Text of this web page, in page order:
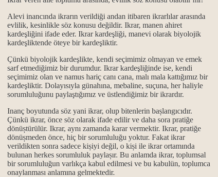
Alevi inancında ikrarın verildiği andan itibaren ikrarlılar arasında
evlilik, kesinlikle söz konusu değildir. Ikrar, manen ahiret
kardeşliğini ifade eder. Ikrar kardeşliği, manevi olarak biyolojik
kardeşliktende öteye bir kardeşliktir.
Çünkü biyolojik kardeşlikte, kendi seçimimiz olmayan ve emek
sarf etmediğimiz bir durumdur. Ikrar kardeşliğinde ise, kendi
seçimimiz olan ve namus hariç canı cana, malı mala kattığımız bir
kardeşliktir. Dolayısıyla günahına, mebaline, suçuna, her haliyle
sorumluluğunu paylaştığımız ve üstlendiğimiz bir ikrardır.
Inanç boyutunda söz yani ikrar, olup bitenlerin bașlangıcıdır.
Çünkü ikrar, önce söz olarak ifade edilir ve daha sora pratiğe
dönüștürülür. Ikrar, aynı zamanda karar vermektir. Ikrar, pratiğe
dönüșmeden önce, hiç bir sorumluluğu yoktur. Fakat ikrar
verildikten sonra sadece kișiyi değil, o kiși ile ikrar ortamında
bulunan herkes sorumluluk paylașır. Bu anlamda ikrar, toplumsal
bir sorumluluğun varlıkça kabul edilmesi ve bu kabulün, toplumca
onaylanması anlamına gelmektedir.
konumu…
ve Dar çeşitleri...